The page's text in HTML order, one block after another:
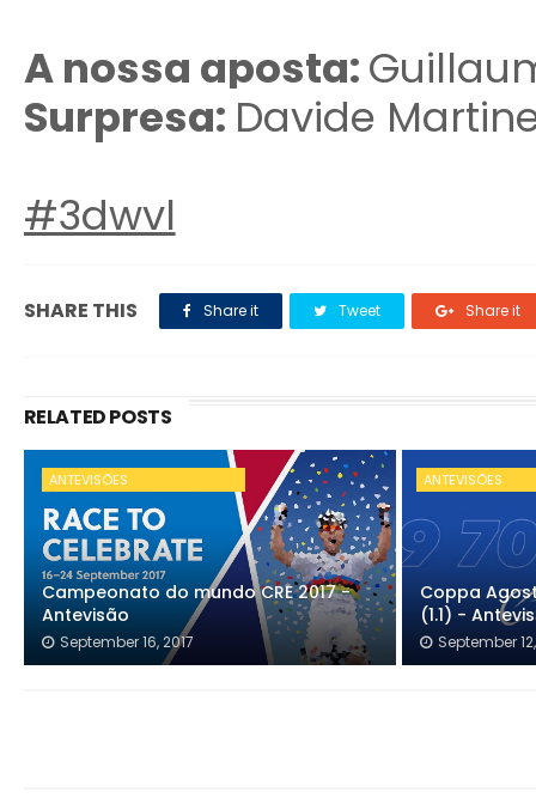
A nossa aposta:
Surpresa: Davide
#3dwvl
SHARE THIS Share it Tweet Share it
RELATED POSTS
ANTEVISÕES
Campeonato do mundo CRE 2017 -
Antevisão
September 16, 2017
ANTEVISÕES
Coppa
(1.1) -
September